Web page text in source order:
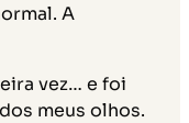
A
vez… e foi
meus olhos.